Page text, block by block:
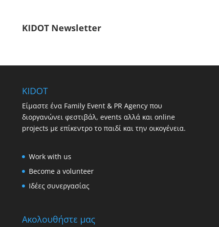
KIDOT Newsletter
KIDOT
Είμαστε ένα Family Event & PR Agency που
διοργανώνει φεστιβάλ, events αλλά και online
projects με επίκεντρο το παιδί και την οικογένεια.
Work with us
Become a volunteer
Ιδέες συνεργασίας
Ακολουθήστε μας